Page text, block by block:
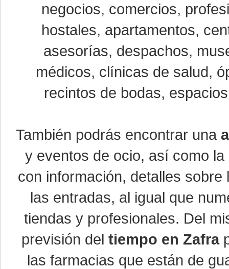
negocios, comercios,
hostales, apartamentos,
asesorías, despachos,
médicos, clínicas de salud,
recintos de bodas,
También podrás encontrar una
y eventos de ocio, así como
con información, detalles
las entradas, al igual que
tiendas y profesionales. Del
previsión deltiempo en Zafra
las farmacias que están de